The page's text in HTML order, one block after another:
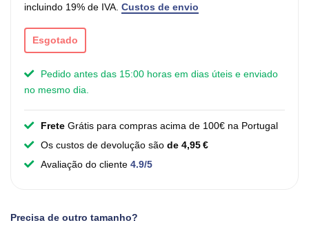
incluindo 19% de IVA. Custos de envio
Esgotado
Pedido antes das 15:00 horas em dias úteis e enviado
no mesmo dia.
Frete Grátis para compras acima de 100€ na Portugal
Os custos de devolução são de 4,95 €
Avaliação do cliente 4.9/5
Precisa de outro tamanho?